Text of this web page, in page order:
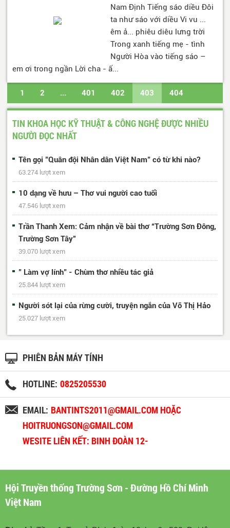
Nam Định Tiếng sáo diều Đôi
ta như sáo với diều Vi vu ...
êm ả... phiêu diêu lưng trời
Trong xanh tiếng mẹ - tình
Người Hòa vào tiếng sáo –
em ơi trong ngần Lời cha - ấ...
1 2 ... 401 402 403 404
405 ... 488 489 Trang cuối
TIN KHOA HỌC KỸ THUẬT & CÔNG NGHỆ ĐƯỢC NHIỀU
NGƯỜI ĐỌC NHẤT
Tên gọi "Quân đội Nhân dân Việt Nam" có từ khi nào?
63.274 lượt xem
10 dạng về hưu – Thơ vui người cao tuổi
47.546 lượt xem
Trần Thanh Xem: Cảm nhận về bài thơ “Trường Sơn Đông,
Trường Sơn Tây”
39.070 lượt xem
" Làm vợ lính" - Chùm thơ nhiều tác giả
25.844 lượt xem
Người sót lại của rừng cười, truyện ngắn của Võ Thị Hảo
25.027 lượt xem
PHIÊN BẢN MÁY TÍNH
HOTLINE: 0825205530
EMAIL: BANTINTS2011@GMAIL.COM HOẶC
HOITRUONGSON@GMAIL.COM
WESITE LIÊN KẾT: BINH ĐOÀN 12-
Hội Truyền thống Trường Sơn - Đường Hồ Chí Minh
Việt Nam